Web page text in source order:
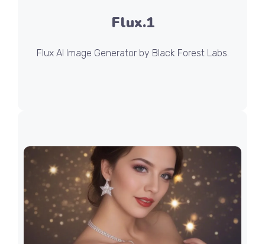
Flux.1
Flux AI Image Generator by Black Forest Labs.